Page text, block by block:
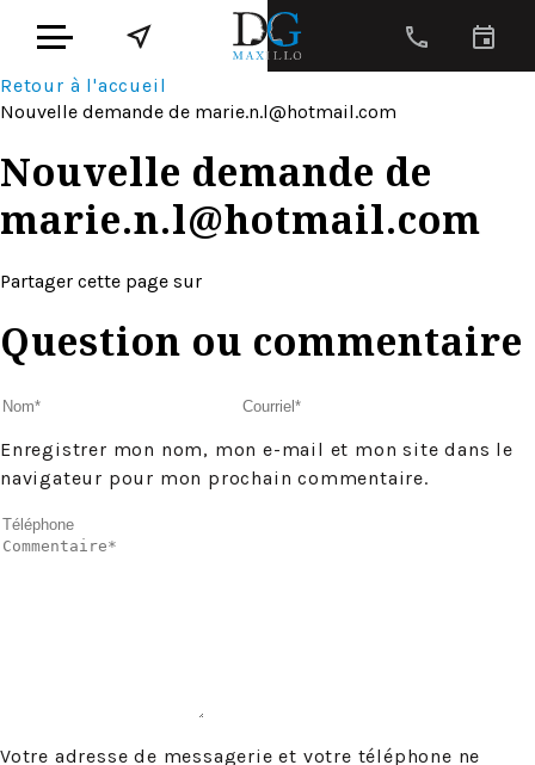
Retour à l'accueil
Nouvelle demande de marie.n.l@hotmail.com
Nouvelle demande de
marie.n.l@hotmail.com
Partager cette page sur
Question ou commentaire
Enregistrer mon nom, mon e-mail et mon site dans le
navigateur pour mon prochain commentaire.
Votre adresse de messagerie et votre téléphone ne